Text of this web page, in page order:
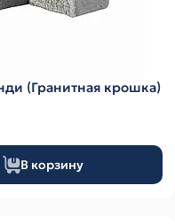
(Гранитная крошка)
В корзину